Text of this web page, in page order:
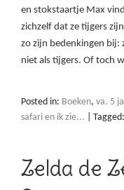
en stokstaartje Max
zichzelf dat ze tijgers
zo zijn bedenkingen bij:
niet als tijgers. Of toch
Posted in: Boeken, va. 5
safari en ik zie...
Tagged:
Zelda de